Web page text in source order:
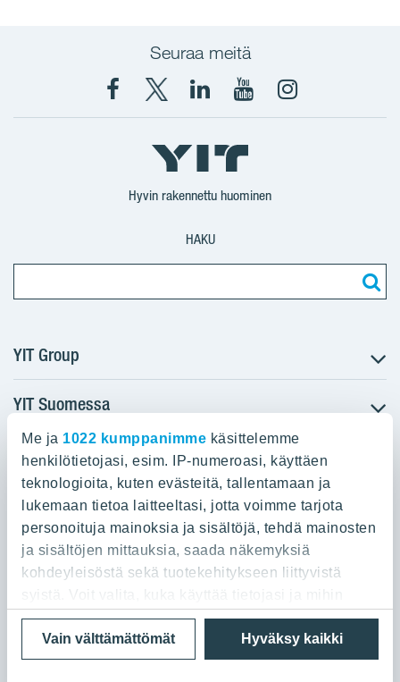
Me ja 1022 kumppanimme käsittelemme
henkilötietojasi, esim. IP-numeroasi, käyttäen
teknologioita, kuten evästeitä, tallentamaan ja
lukemaan tietoa laitteeltasi, jotta voimme tarjota
personoituja mainoksia ja sisältöjä, tehdä mainosten
ja sisältöjen mittauksia, saada näkemyksiä
kohdeyleisöstä sekä tuotekehitykseen liittyvistä
syistä. Voit valita, kuka käyttää tietojasi ja mihin
tarkoituksiin.
Jos sallit, haluamme myös tehdä seuraavia:
Hyväksy kaikki
Vain välttämättömät
Seuraa meitä
Facebook
X
YIT
Suomi
YIT
Corporation
YIT
Corporation
Instagram
Hyvin rakennettu huominen
HAKU
YIT Group
Tietoa YIT:stä
Töihin meille
Sijoittajat
Projektit
Vastuullisuus
Media
Yhteystiedot
YIT Suomessa
Myytävät asunnot
Vuokrattavat toimitilat
Kiinteistösijoittaminen
Infrarakentaminen
Toimitilarakentaminen
Teollisuusrakentaminen
YIT:n pääkonttori
Panuntie 11, PL 36, 00620 Helsinki
020 433 111